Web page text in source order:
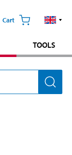
Cart
TOOLS